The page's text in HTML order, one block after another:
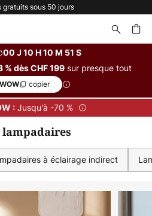
de paiement flexibles
00 J 10 H 10 M 50 S
% dès CHF 199 sur presque tout
WOW copier
:Jusqu'à -70 %
à éclairage indirect
dès CHF 149